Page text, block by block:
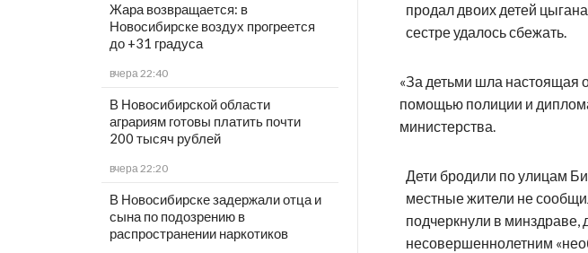
Жара возвращается: в
Новосибирске воздух прогреется
до +31 градуса
вчера 22:40
В Новосибирской области
аграриям готовы платить почти
200 тысяч рублей
вчера 22:20
В Новосибирске задержали отца и
сына по подозрению в
распространении наркотиков
продал двоих детей
сестре удалось сбежать.
«За детьми шла настоящая
помощью полиции и
министерства.
Дети бродили по улицам
местные жители не
подчеркнули в минздраве,
несовершеннолетним